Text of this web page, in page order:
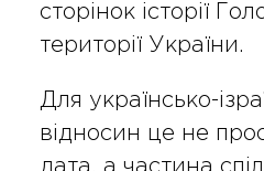
сторінок історії
території України.
Для українсько-
відносин це не
дата, а частина